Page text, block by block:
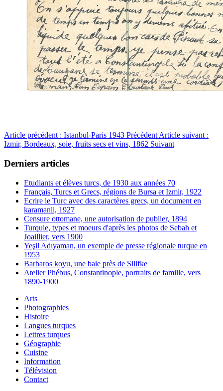
Article précédent : Istanbul-Paris 1943 Précédent Article suivant :
Izmir, Bordeaux, soie, fruits secs et vins, 1862 Suivant
Derniers articles
Etudiants et élèves turcs, de 1930 aux années 70
Français, Turcs et Grecs, régions de Bursa et Izmir, 1922
Ecrire le Turc avec des caractères grecs, un document en
karamanli, 1927
Censure ottomane, une autorisation de publier, 1894
Turquie, types et moeurs d'après les photos de Sebah et
Joaillier, vers 1900
Yeşil Adıyaman, un exemple de presse régionale turque en
1953
Barbaros koyu, une baie près de Silifke
Atelier Phébus, Constantinople, portraits de famille, vers
1890-1900
Arts
Photographies
Histoire
Langues turques
Lettres turques
Géographie
Cuisine
Information
Télévision
Contact